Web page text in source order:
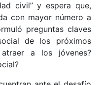
civil” y espera que,
con mayor número a
preguntas claves
de los próximos
a los jóvenes?